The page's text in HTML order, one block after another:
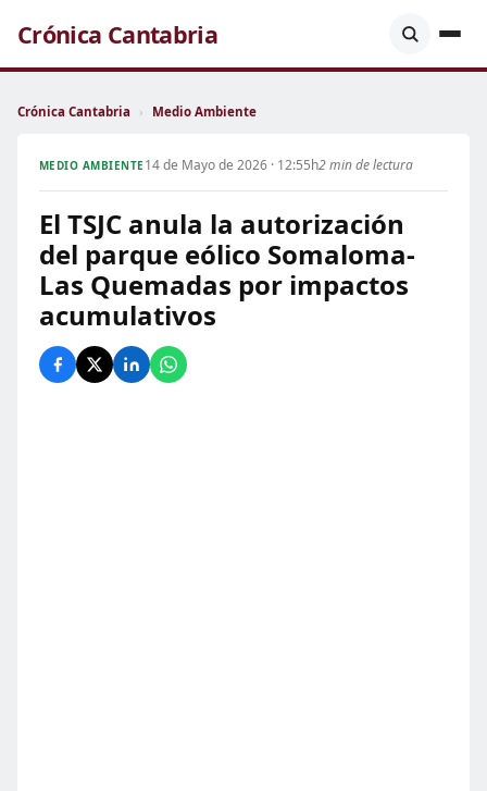
Crónica Cantabria
Crónica Cantabria › Medio Ambiente
MEDIO AMBIENTE 14 de Mayo de 2026 · 12:55h2 min de lectura
El TSJC anula la autorización
del parque eólico Somaloma-
Las Quemadas por impactos
acumulativos